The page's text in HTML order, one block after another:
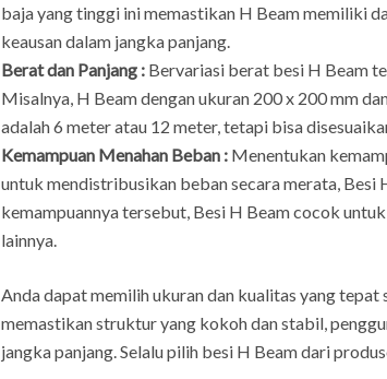
baja yang tinggi ini memastikan H Beam memiliki
keausan dalam jangka panjang.
Berat dan Panjang :Bervariasi berat besi H Beam
Misalnya, H Beam dengan ukuran 200 x 200 mm
adalah 6 meter atau 12 meter, tetapi bisa
Kemampuan Menahan Beban :Menentukan
untuk mendistribusikan beban secara merata,
kemampuannya tersebut, Besi H Beam cocok
lainnya.
Anda dapat memilih ukuran dan kualitas yang
memastikan struktur yang kokoh dan stabil,
jangka panjang. Selalu pilih besi H Beam dari